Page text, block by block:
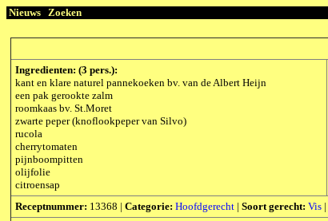
Nieuws Zoeken
Ingredienten: (3 pers.):
kant en klare naturel pannekoeken bv. van de Albert Heijn
een pak gerookte zalm
roomkaas bv. St.Moret
zwarte peper (knoflookpeper van Silvo)
rucola
cherrytomaten
pijnboompitten
olijfolie
citroensap
Receptnummer: 13368 | Categorie: Hoofdgerecht | Soort gerecht: Vis |